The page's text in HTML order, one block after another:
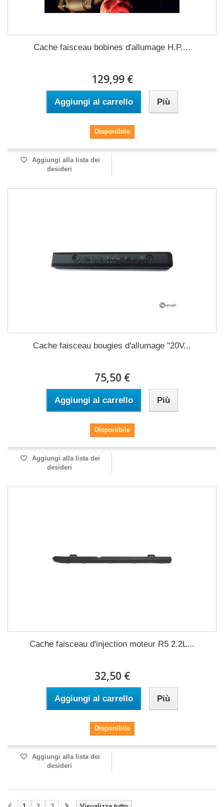
Cache faisceau bobines d'allumage H.P....
129,99 €
Aggiungi al carrello Più
Disponibile
Aggiungi alla lista dei
desideri
Cache faisceau bougies d'allumage "20V...
75,50 €
Aggiungi al carrello Più
Disponibile
Aggiungi alla lista dei
desideri
Cache faisceau d'injection moteur R5 2.2L...
32,50 €
Aggiungi al carrello Più
Disponibile
Aggiungi alla lista dei
desideri